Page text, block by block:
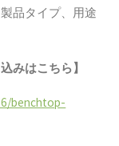
品タイプ、用途
みはこちら】
benchtop-